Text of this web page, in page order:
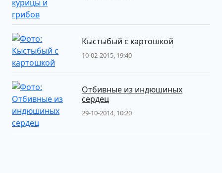
Кыстыбый с картошкой
10-02-2015, 19:40
Отбивные из индюшиных
сердец
29-10-2014, 10:20